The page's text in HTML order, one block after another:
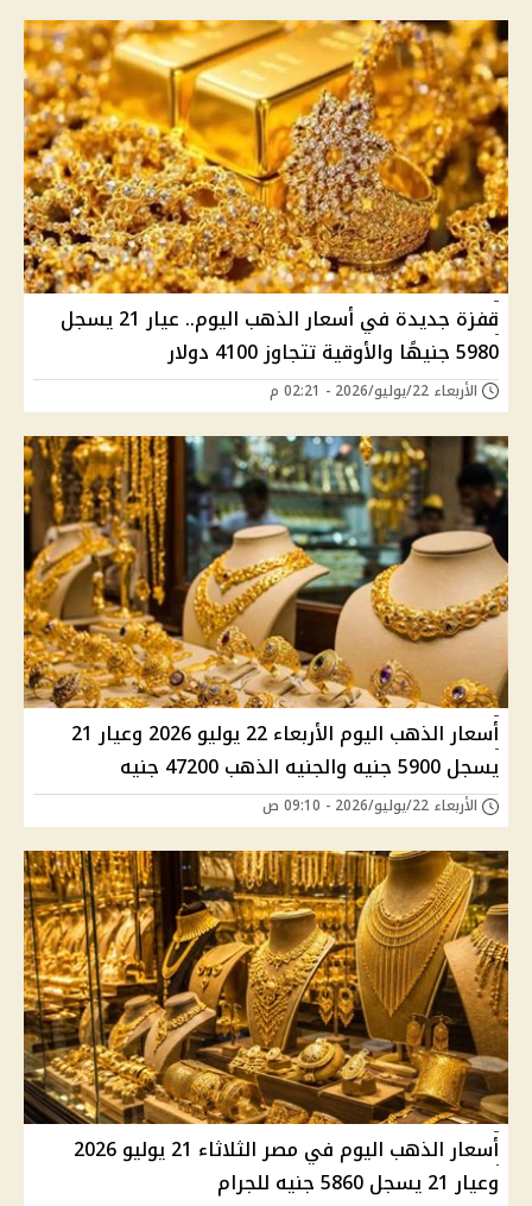
قفزة جديدة في أسعار الذهب اليوم.. عيار 21 يسجل
5980 جنيهًا والأوقية تتجاوز 4100 دولار
الأربعاء 22/يوليو/2026 - 02:21 م
أسعار الذهب اليوم الأربعاء 22 يوليو 2026 وعيار 21
يسجل 5900 جنيه والجنيه الذهب 47200 جنيه
الأربعاء 22/يوليو/2026 - 09:10 ص
أسعار الذهب اليوم في مصر الثلاثاء 21 يوليو 2026
وعيار 21 يسجل 5860 جنيه للجرام